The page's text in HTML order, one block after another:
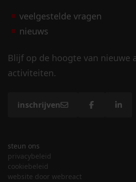
veelgestelde vragen
nieuws
Blijf op de hoogte van nieuwe
activiteiten.
inschrijven
steun ons
privacybeleid
cookiebeleid
website door webreact